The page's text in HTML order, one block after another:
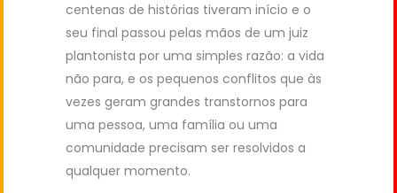
centenas de histórias tiveram início e o
seu final passou pelas mãos de um juiz
plantonista por uma simples razão: a vida
não para, e os pequenos conflitos que às
vezes geram grandes transtornos para
uma pessoa, uma família ou uma
comunidade precisam ser resolvidos a
qualquer momento.